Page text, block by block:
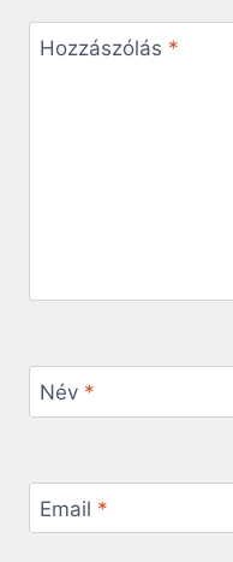
Hozzászólás *
Név *
Email *